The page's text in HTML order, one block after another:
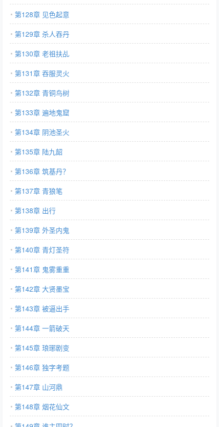
第128章 见色起意
第129章 杀人吞丹
第130章 老祖扶乩
第131章 吞服灵火
第132章 青铜鸟树
第133章 遍地鬼窟
第134章 阴池圣火
第135章 陆九韶
第136章 筑基丹？
第137章 青狼笔
第138章 出行
第139章 外圣内鬼
第140章 青灯圣符
第141章 鬼雾重重
第142章 大贤墨宝
第143章 被逼出手
第144章 一箭破天
第145章 琅琊剧变
第146章 独字考题
第147章 山河鼎
第148章 烟花仙文